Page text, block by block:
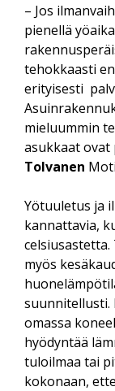
– Jos
pienellä
tehokkaasti
erityisesti
mieluummin
asukkaat ovat
Tolvanen
Yötuuletus ja
kannattavia,
myös
suunnitellusti.
omassa
hyödyntää
tuloilmaa tai
kokonaan,